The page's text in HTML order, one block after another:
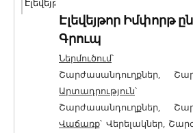
Էլեվեյթոր Իմփորթ
Գրուպ
Ներմուծում՝
Շարժասանդուղքներ,
Արտադրություն՝
Շարժասանդուղքներ,
Վաճառք՝ Վերելակներ,